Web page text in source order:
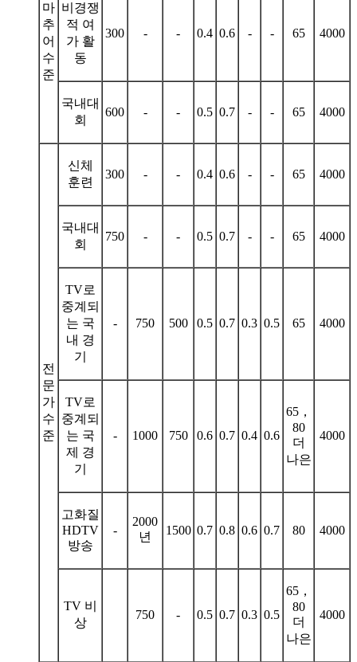
마
추
어
수
준
비경쟁
적 여
가 활
동
300 - - 0.4 0.6 - - 65 4000
국내대
회
600 - - 0.5 0.7 - - 65 4000
전
문
가
수
준
신체
훈련
300 - - 0.4 0.6 - - 65 4000
국내대
회
750 - - 0.5 0.7 - - 65 4000
TV로
중계되
는 국
내 경
기
- 750 500 0.5 0.7 0.3 0.5 65 4000
TV로
중계되
는 국
제 경
기
- 1000 750 0.6 0.7 0.4 0.6
65，
80
더
나은
4000
고화질
HDTV
방송
-
2000
년
1500 0.7 0.8 0.6 0.7 80 4000
TV 비
상
750 - 0.5 0.7 0.3 0.5
65，
80
더
나은
4000